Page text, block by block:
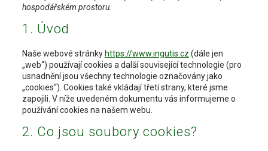
hospodářském prostoru.
1. Úvod
Naše webové stránky https://www.ingutis.cz (dále jen
„web“) používají cookies a další související technologie (pro
usnadnění jsou všechny technologie označovány jako
„cookies“). Cookies také vkládají třetí strany, které jsme
zapojili. V níže uvedeném dokumentu vás informujeme o
používání cookies na našem webu.
2. Co jsou soubory cookies?